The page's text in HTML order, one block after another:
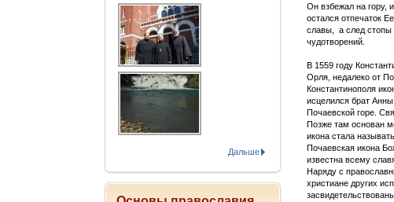
Он взбежал на гору,
остался отпечаток
славы, а след
чудотворений.
В 1559 году
Орля, недалеко от
Константинополя
исцелился брат
Почаевской горе.
Позже там основан
икона стала
Почаевская икона
известна всему
Наряду с
христиане других
Дальше